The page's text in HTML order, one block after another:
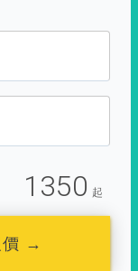
1350 起
價 →